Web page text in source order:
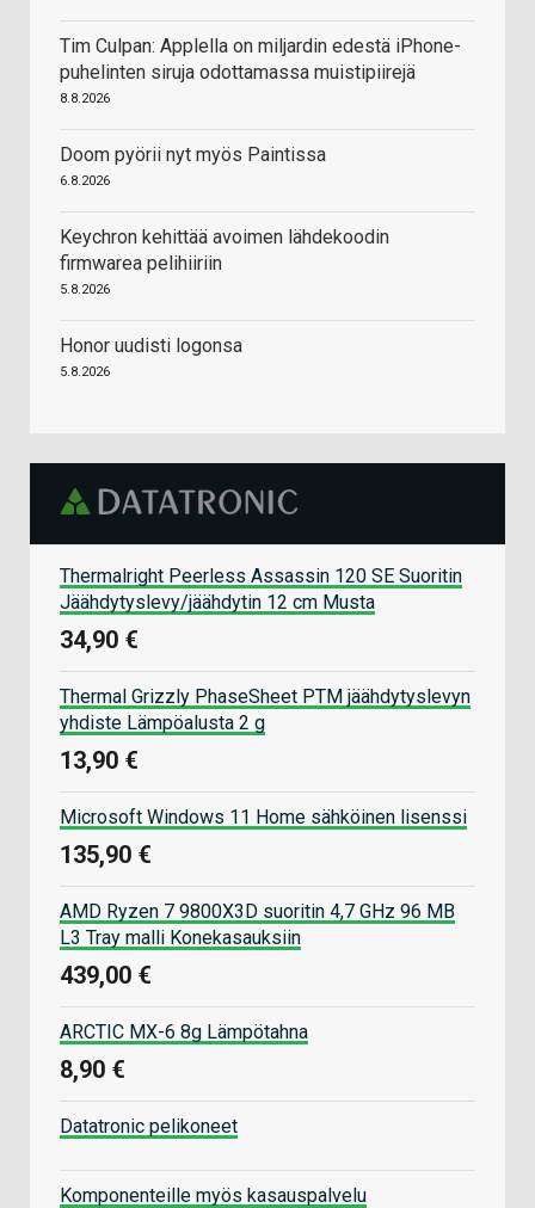
Tim Culpan: Applella on miljardin edestä iPhone-
puhelinten siruja odottamassa muistipiirejä
8.8.2026
Doom pyörii nyt myös Paintissa
6.8.2026
Keychron kehittää avoimen lähdekoodin
firmwarea pelihiiriin
5.8.2026
Honor uudisti logonsa
5.8.2026
Thermalright Peerless Assassin 120 SE Suoritin
Jäähdytyslevy/jäähdytin 12 cm Musta
34,90 €
Thermal Grizzly PhaseSheet PTM jäähdytyslevyn
yhdiste Lämpöalusta 2 g
13,90 €
Microsoft Windows 11 Home sähköinen lisenssi
135,90 €
AMD Ryzen 7 9800X3D suoritin 4,7 GHz 96 MB
L3 Tray malli Konekasauksiin
439,00 €
ARCTIC MX-6 8g Lämpötahna
8,90 €
Datatronic pelikoneet
Komponenteille myös kasauspalvelu